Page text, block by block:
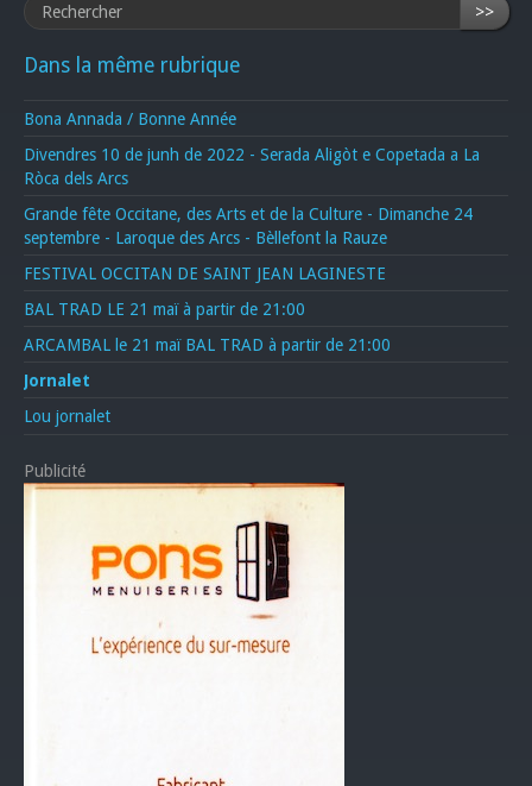
>>
Dans la même rubrique
Bona Annada / Bonne Année
Divendres 10 de junh de 2022 - Serada Aligòt e Copetada a La
Ròca dels Arcs
Grande fête Occitane, des Arts et de la Culture - Dimanche 24
septembre - Laroque des Arcs - Bèllefont la Rauze
FESTIVAL OCCITAN DE SAINT JEAN LAGINESTE
BAL TRAD LE 21 maï à partir de 21:00
ARCAMBAL le 21 maï BAL TRAD à partir de 21:00
Jornalet
Lou jornalet
Publicité